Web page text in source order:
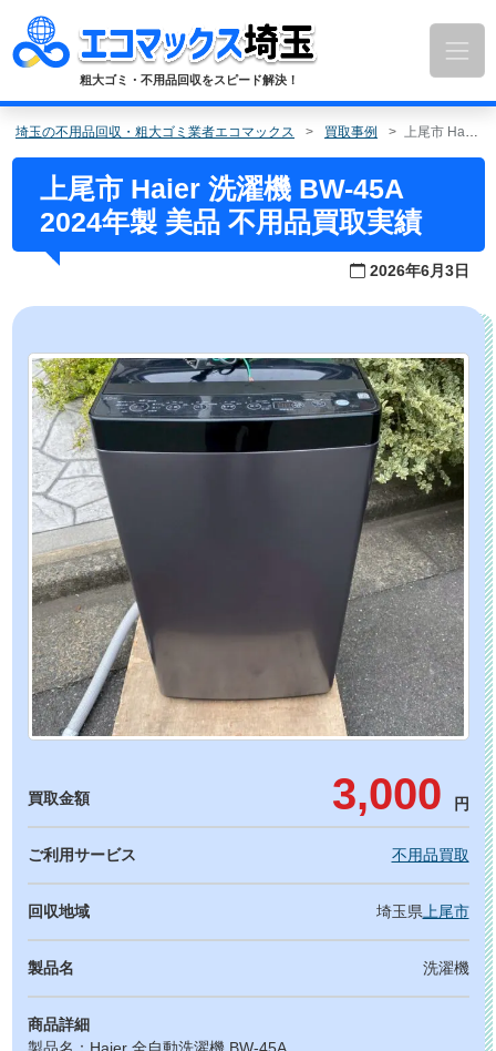
テ
ツ
粗大ゴミ・不用品回収をスピード解決！
埼玉の不用品回収・粗大ゴミ業者エコマックス 買取事例 上尾市 Haier 洗濯機 BW-45A 2024年製 美品 不用品買取実績
上尾市 Haier 洗濯機 BW-45A
2024年製 美品 不用品買取実績
2026年6月3日
買取金額 3,000 円
ご利用サービス 不用品買取
回収地域 埼玉県上尾市
製品名 洗濯機
商品詳細